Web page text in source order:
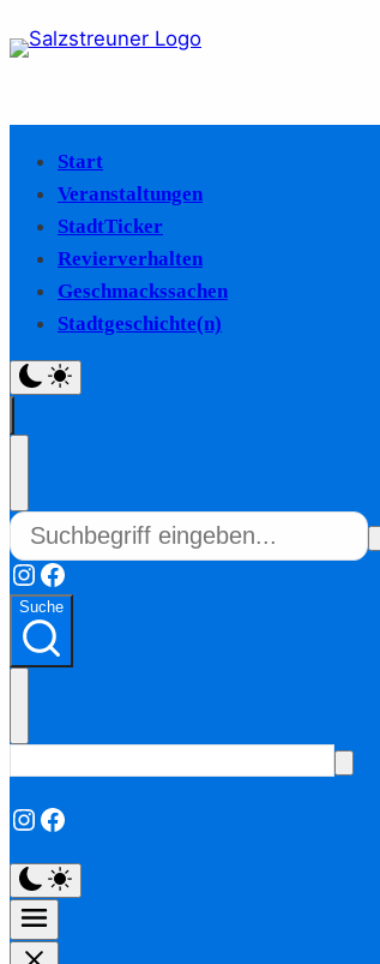
Start
Veranstaltungen
StadtTicker
Revierverhalten
Geschmackssachen
Stadtgeschichte(n)
Instagram
Facebook
Suche
Instagram
Facebook